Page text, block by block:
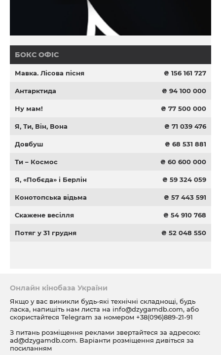
БОКС ОФІС
Мавка. Лісова пісня ₴ 156 161 727
Антарктида ₴ 94 100 000
Ну мам! ₴ 77 500 000
Я, Ти, Він, Вона ₴ 71 039 476
Довбуш ₴ 68 531 881
Ти – Космос ₴ 60 600 000
Я, «Побєда» і Берлін ₴ 59 324 059
Конотопська відьма ₴ 57 443 591
Скажене весілля ₴ 54 910 768
Потяг у 31 грудня ₴ 52 048 550
Онлайн кінобаза України
Якщо у вас виникли будь-які технічні складнощі, будь
ласка, напишіть нам листа на info@dzygamdb.com, або
скористайтеся Telegram за номером +38(096)889-21-91
З питань розміщення реклами звертайтеся за адресою:
ad@dzygamdb.com. Варіанти розміщення дивіться за
посиланням